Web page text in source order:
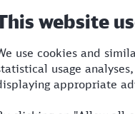
Hbf
8:43